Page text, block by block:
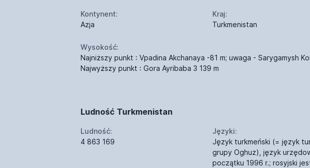
Kontynent:
Azja
Kraj:
Turkmenistan
Wysokość:
Najniższy punkt : Vpadina Akchanaya -81 m; uwaga - Sarygamysh
Najwyższy punkt : Gora Ayribaba 3 139 m
Ludność Turkmenistan
Ludność:
4 863 169
Języki:
Język turkmeński (= język
grupy Oghuz), język
początku 1996 r.; rosyjski